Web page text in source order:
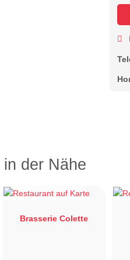
der Nähe
Brasserie Colette